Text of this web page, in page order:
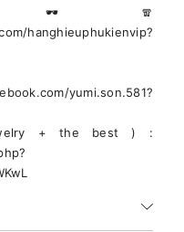
🕶🧣
yumi.son.581?
+ the best ) :